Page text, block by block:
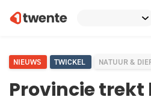
NIEUWS TWICKEL NATUUR &
Provincie